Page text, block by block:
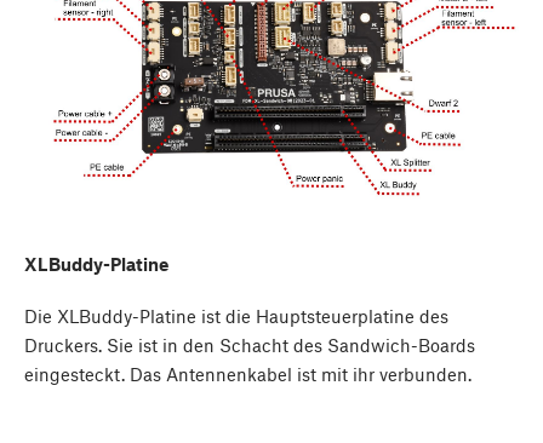
XLBuddy-Platine
Die XLBuddy-Platine ist die Hauptsteuerplatine des
Druckers. Sie ist in den Schacht des Sandwich-Boards
eingesteckt. Das Antennenkabel ist mit ihr verbunden.